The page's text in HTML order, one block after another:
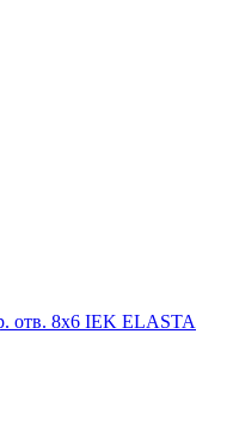
отв. 8х6 IEK ELASTA